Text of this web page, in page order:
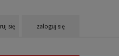
się zaloguj się